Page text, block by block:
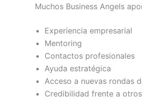
Muchos Business Angels
Experiencia empresarial
Mentoring
Contactos profesionales
Ayuda estratégica
Acceso a nuevas rondas
Credibilidad frente a